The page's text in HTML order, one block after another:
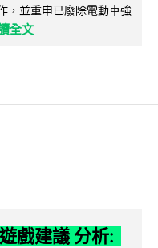
，並重申已廢除電動車強
全文
戲建議 分析: